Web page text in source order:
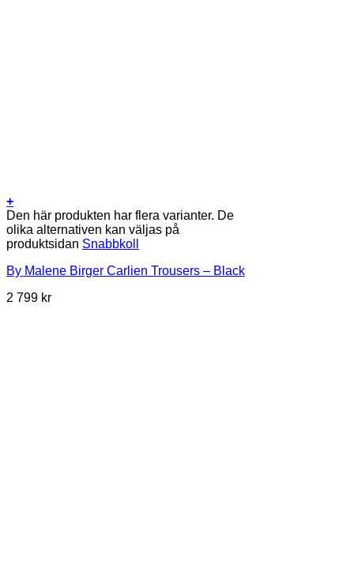
+
Den här produkten har flera varianter. De
olika alternativen kan väljas på
produktsidan Snabbkoll
By Malene Birger Carlien Trousers – Black
2 799 kr